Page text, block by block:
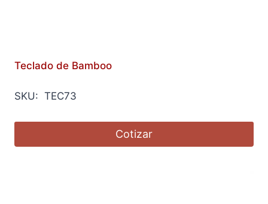
Teclado de Bamboo
SKU: TEC73
Cotizar